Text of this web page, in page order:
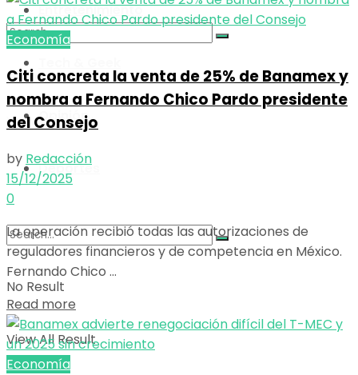
No Result
View All Result
Entretenimiento
Opinión
Deportes
No Result
View All Result
Economía
Citi concreta la venta de 25% de Banamex y
nombra a Fernando Chico Pardo presidente
del Consejo
by Redacción
15/12/2025
0
La operación recibió todas las autorizaciones de
reguladores financieros y de competencia en México.
Fernando Chico ...
Read more
Economía